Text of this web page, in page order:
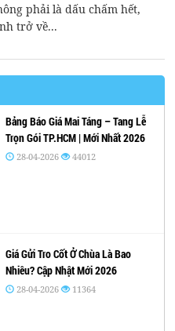
phải là dấu chấm hết,
trở về...
Bảng Báo Giá Mai Táng – Tang Lễ
Trọn Gói TP.HCM | Mới Nhất 2026
28-04-2026 44012
Giá Gửi Tro Cốt Ở Chùa Là Bao
Nhiêu? Cập Nhật Mới 2026
28-04-2026 11364